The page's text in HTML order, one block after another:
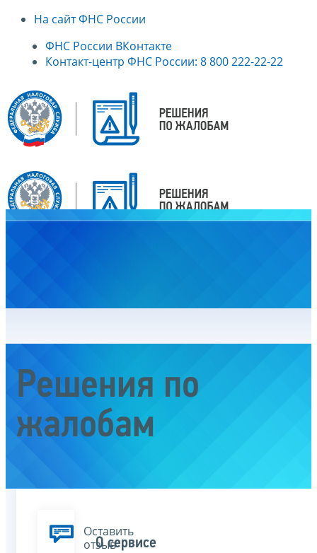
На сайт ФНС России
ФНС России ВКонтакте
Контакт-центр ФНС России: 8 800 222-22-22
Решения по
жалобам
Оставить
отзыв
О сервисе